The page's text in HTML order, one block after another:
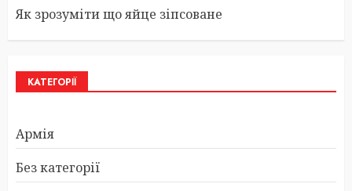
Як зрозуміти що яйце зіпсоване
КАТЕГОРІЇ
Армія
Без категорії